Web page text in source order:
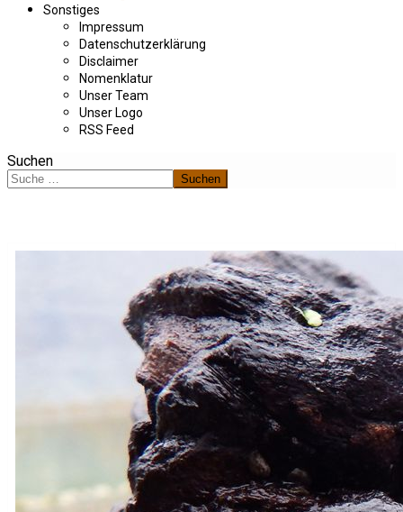
Sonstiges
Impressum
Datenschutzerklärung
Disclaimer
Nomenklatur
Unser Team
Unser Logo
RSS Feed
Suchen
Suchen